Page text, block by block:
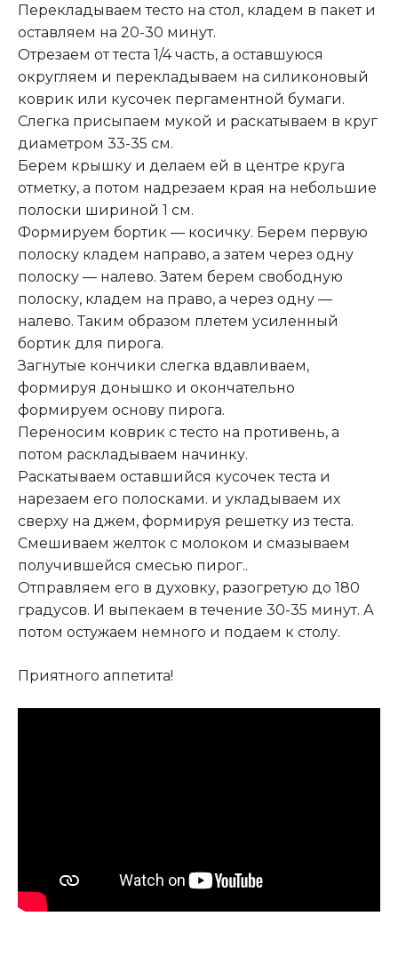
Перекладываем тесто на стол, кладем в пакет и
оставляем на 20-30 минут.
Отрезаем от теста 1/4 часть, а оставшуюся
округляем и перекладываем на силиконовый
коврик или кусочек пергаментной бумаги.
Слегка присыпаем мукой и раскатываем в круг
диаметром 33-35 см.
Берем крышку и делаем ей в центре круга
отметку, а потом надрезаем края на небольшие
полоски шириной 1 см.
Формируем бортик — косичку. Берем первую
полоску кладем направо, а затем через одну
полоску — налево. Затем берем свободную
полоску, кладем на право, а через одну —
налево. Таким образом плетем усиленный
бортик для пирога.
Загнутые кончики слегка вдавливаем,
формируя донышко и окончательно
формируем основу пирога.
Переносим коврик с тесто на противень, а
потом раскладываем начинку.
Раскатываем оставшийся кусочек теста и
нарезаем его полосками. и укладываем их
сверху на джем, формируя решетку из теста.
Смешиваем желток с молоком и смазываем
получившейся смесью пирог..
Отправляем его в духовку, разогретую до 180
градусов. И выпекаем в течение 30-35 минут. А
потом остужаем немного и подаем к столу.
Приятного аппетита!